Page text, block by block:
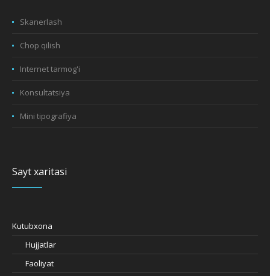
Skanerlash
Chop qilish
Internet tarmog'i
Konsultatsiya
Mini tipografiya
Sayt xaritasi
Kutubxona
Hujjatlar
Faoliyat